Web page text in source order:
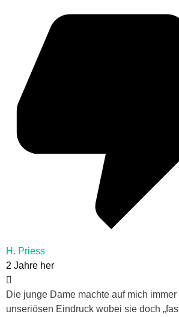
H. Priess
2 Jahre her
Die junge Dame machte auf mich
unseriösen Eindruck wobei sie doch